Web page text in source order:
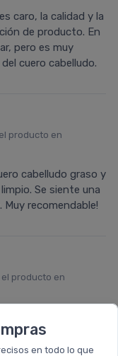
en todo lo que
caro, la calidad y la
de producto. En
pero es muy
cuero cabelludo.
el producto en
cabelludo graso y
Se siente una
recomendable!
el producto en
para cabellos
de productos